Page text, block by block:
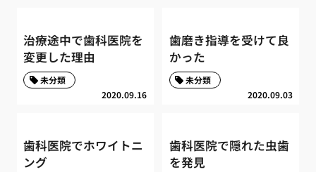
治療途中で歯科医院を
変更した理由
2020.09.16
未分類
歯磨き指導を受けて良
かった
2020.09.03
未分類
歯科医院でホワイトニ
ング
歯科医院で隠れた虫歯
を発見